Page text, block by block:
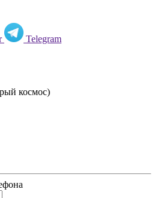
Telegram
космос)